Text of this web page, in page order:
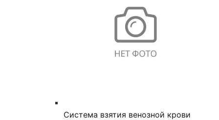
Система взятия венозной крови